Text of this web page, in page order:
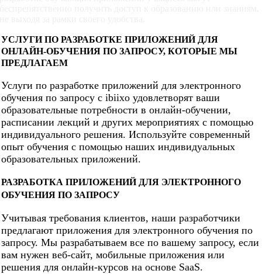
УСЛУГИ ПО РАЗРАБОТКЕ ПРИЛОЖЕНИЙ ДЛЯ
ОНЛАЙН-ОБУЧЕНИЯ ПО ЗАПРОСУ, КОТОРЫЕ МЫ
ПРЕДЛАГАЕМ
Услуги по разработке приложений для электронного
обучения по запросу с ibiixo удовлетворят ваши
образовательные потребности в онлайн-обучении,
расписании лекций и других мероприятиях с помощью
индивидуального решения. Используйте современный
опыт обучения с помощью наших индивидуальных
образовательных приложений.
РАЗРАБОТКА ПРИЛОЖЕНИЙ ДЛЯ ЭЛЕКТРОННОГО
ОБУЧЕНИЯ ПО ЗАПРОСУ
Учитывая требования клиентов, наши разработчики
предлагают приложения для электронного обучения по
запросу. Мы разрабатываем все по вашему запросу, если
вам нужен веб-сайт, мобильные приложения или
решения для онлайн-курсов на основе SaaS.